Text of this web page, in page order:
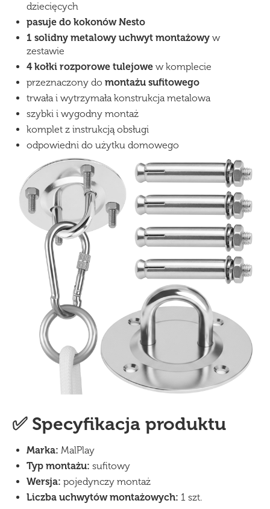
dziecięcych
pasuje do kokonów Nesto
1 solidny metalowy uchwyt montażowy w
zestawie
4 kołki rozporowe tulejowe w komplecie
przeznaczony do montażu sufitowego
trwała i wytrzymała konstrukcja metalowa
szybki i wygodny montaż
komplet z instrukcją obsługi
odpowiedni do użytku domowego
✅ Specyfikacja produktu
Marka: MalPlay
Typ montażu: sufitowy
Wersja: pojedynczy montaż
Liczba uchwytów montażowych: 1 szt.